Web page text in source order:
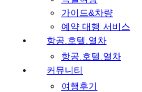
가이드&차량
예약 대행 서비스
항공.호텔.열차
항공.호텔.열차
커뮤니티
여행후기